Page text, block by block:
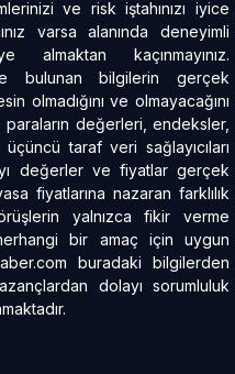
ve risk iştahınızı iyice
varsa alanında deneyimli
kaçınmayınız.
bulunan bilgilerin gerçek
olmadığını ve olmayacağını
değerleri, endeksler,
taraf veri sağlayıcıları
değerler ve fiyatlar gerçek
fiyatlarına nazaran farklılık
yalnızca fikir verme
bir amaç için uygun
buradaki bilgilerden
dolayı sorumluluk